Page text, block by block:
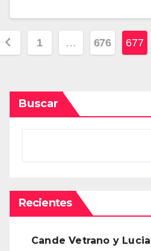
1 … 676 677
Buscar
Recientes
Cande Vetrano y